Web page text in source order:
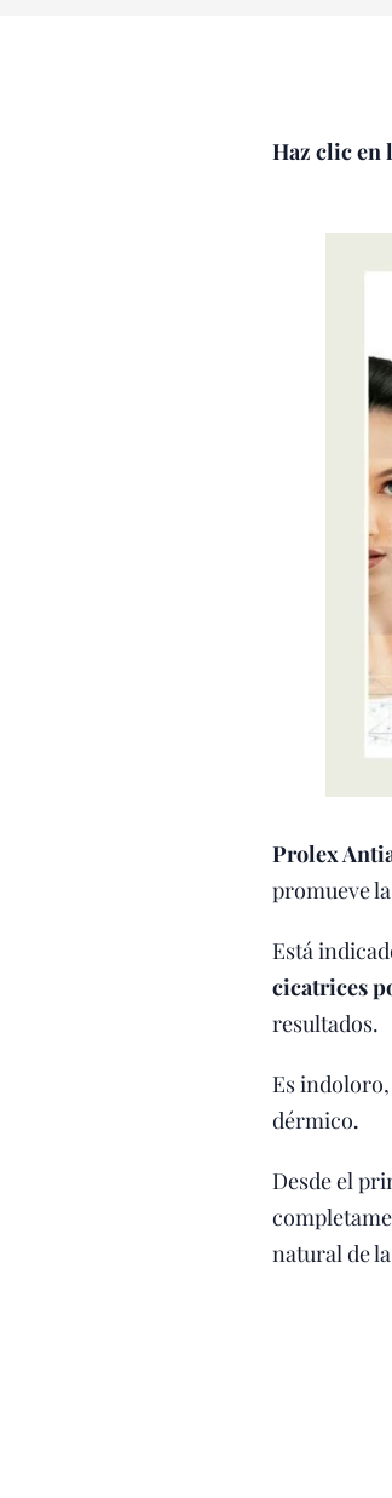
Haz clic en
Prolex
promueve
Está
cicatrices
resultados.
Es
dérmico.
Desde el
natural de